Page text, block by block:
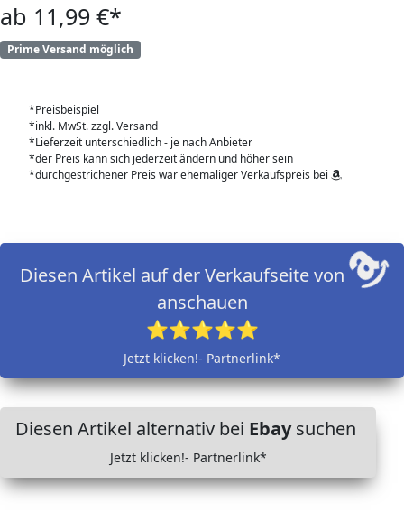
ab 11,99 €*
Prime Versand möglich
*Preisbeispiel
*inkl. MwSt. zzgl. Versand
*Lieferzeit unterschiedlich - je nach Anbieter
*der Preis kann sich jederzeit ändern und höher sein
*durchgestrichener Preis war ehemaliger Verkaufspreis bei
Diesen Artikel auf der Verkaufseite von
anschauen
⭐⭐⭐⭐⭐
Jetzt klicken!- Partnerlink*
Diesen Artikel alternativ bei Ebaysuchen
Jetzt klicken!- Partnerlink*